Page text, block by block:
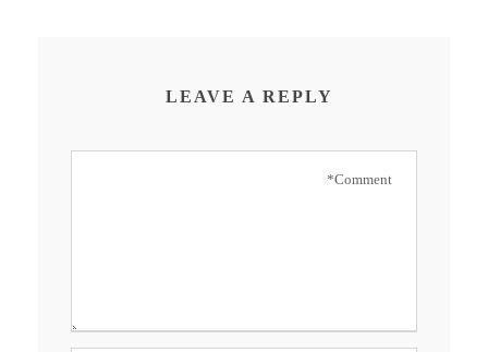
LEAVE A REPLY